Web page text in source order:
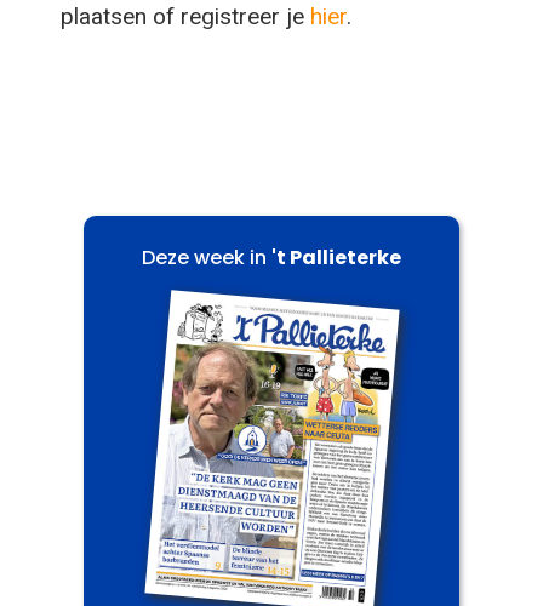
plaatsen of registreer je hier.
Deze week in 't Pallieterke